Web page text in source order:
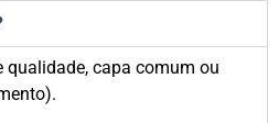
qualidade, capa comum ou